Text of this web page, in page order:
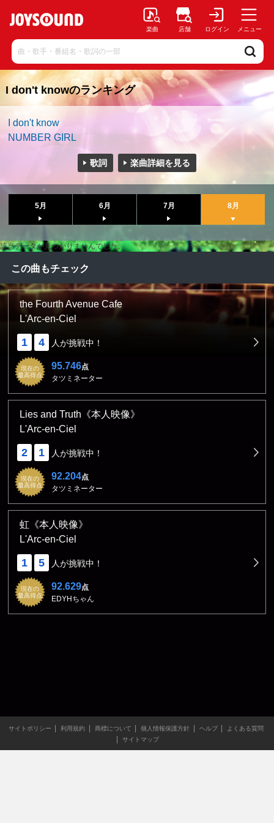
楽曲 店舗 ログイン メニュー
I don't knowのランキング
I don't know
NUMBER GIRL
歌詞 楽曲詳細を見る
5月 6月 7月 8月
該当データが見つかりませんでした。
この曲もチェック
the Fourth Avenue Cafe
L'Arc-en-Ciel
1 4 人が挑戦中！
現在の
最高得点
95.746点
タツミネーター
Lies and Truth《本人映像》
L'Arc-en-Ciel
2 1 人が挑戦中！
現在の
最高得点
92.204点
タツミネーター
虹《本人映像》
L'Arc-en-Ciel
1 5 人が挑戦中！
現在の
最高得点
92.629点
EDYHちゃん
サイトポリシー 利用規約 商標について 個人情報保護方針 ヘルプ
よくある質問
サイトマップ